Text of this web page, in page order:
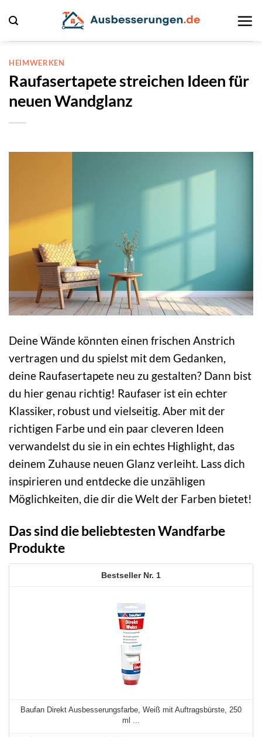
Inhalt
springen
HEIMWERKEN
Raufasertapete streichen Ideen für
neuen Wandglanz
Deine Wände könnten einen frischen Anstrich
vertragen und du spielst mit dem Gedanken,
deine Raufasertapete neu zu gestalten? Dann bist
du hier genau richtig! Raufaser ist ein echter
Klassiker, robust und vielseitig. Aber mit der
richtigen Farbe und ein paar cleveren Ideen
verwandelst du sie in ein echtes Highlight, das
deinem Zuhause neuen Glanz verleiht. Lass dich
inspirieren und entdecke die unzähligen
Möglichkeiten, die dir die Welt der Farben bietet!
Das sind die beliebtesten Wandfarbe
Produkte
1
Baufan Direkt Ausbesserungsfarbe, Weiß mit Auftragsbürste, 250
ml ...